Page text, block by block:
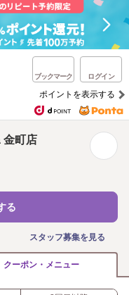
ブックマーク ログイン
ポイントを表示する
金町店
る
スタッフ募集を見る
クーポン・メニュー